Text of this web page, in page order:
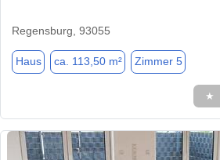
Regensburg, 93055
Haus ca. 113,50 m² Zimmer 5
★